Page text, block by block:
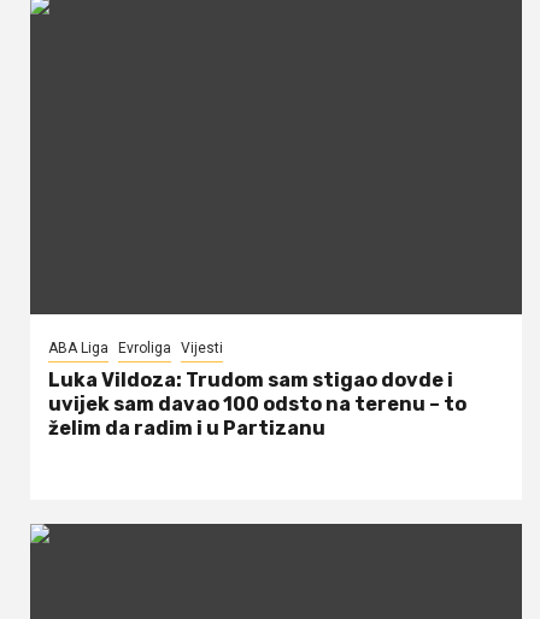
ABA Liga Evroliga Vijesti
Luka Vildoza: Trudom sam stigao dovde i
uvijek sam davao 100 odsto na terenu – to
želim da radim i u Partizanu